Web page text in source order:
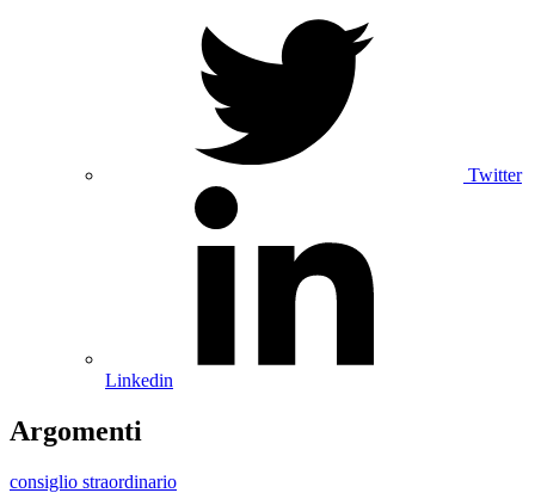
Twitter
Linkedin
Argomenti
consiglio straordinario